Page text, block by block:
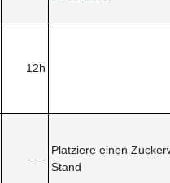
12h
- - -
Platziere einen
Stand